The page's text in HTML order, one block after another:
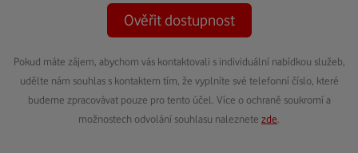
Ověřit dostupnost
Pokud máte zájem, abychom vás kontaktovali s individuální nabídkou služeb,
udělte nám souhlas s kontaktem tím, že vyplníte své telefonní číslo, které
budeme zpracovávat pouze pro tento účel. Více o ochraně soukromí a
možnostech odvolání souhlasu naleznete zde